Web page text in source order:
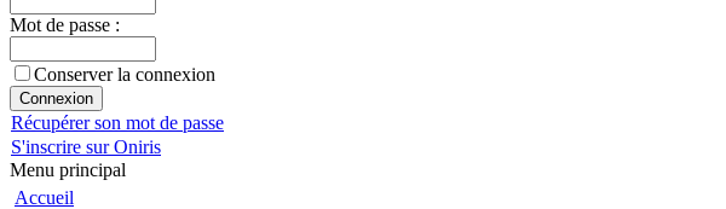
Mot de passe :
Conserver la connexion
Récupérer son mot de passe
S'inscrire sur Oniris
Menu principal
Accueil